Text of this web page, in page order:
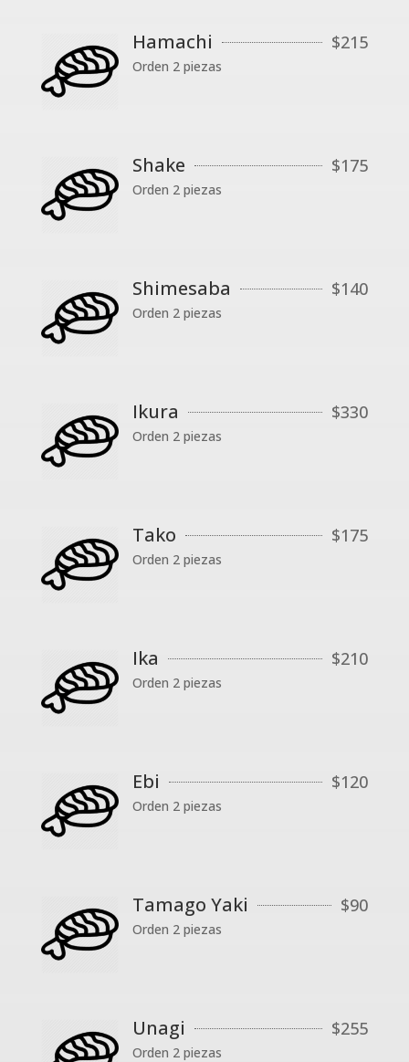
Hamachi $215
Orden 2 piezas
Shake $175
Orden 2 piezas
Shimesaba $140
Orden 2 piezas
Ikura $330
Orden 2 piezas
Tako $175
Orden 2 piezas
Ika $210
Orden 2 piezas
Ebi $120
Orden 2 piezas
Tamago Yaki $90
Orden 2 piezas
Unagi $255
Orden 2 piezas